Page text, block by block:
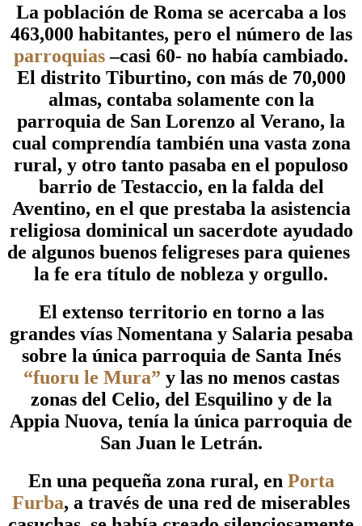
La población de Roma se acercaba a los
463,000 habitantes, pero el número de las
parroquias –casi 60- no había cambiado.
El distrito Tiburtino, con más de 70,000
almas, contaba solamente con la
parroquia de San Lorenzo al Verano, la
cual comprendía también una vasta zona
rural, y otro tanto pasaba en el populoso
barrio de Testaccio, en la falda del
Aventino, en el que prestaba la asistencia
religiosa dominical un sacerdote ayudado
de algunos buenos feligreses para quienes
la fe era título de nobleza y orgullo.
El extenso territorio en torno a las
grandes vías Nomentana y Salaria pesaba
sobre la única parroquia de Santa Inés
“fuoru le Mura” y las no menos castas
zonas del Celio, del Esquilino y de la
Appia Nuova, tenía la única parroquia de
San Juan le Letrán.
En una pequeña zona rural, en Porta
Furba, a través de una red de miserables